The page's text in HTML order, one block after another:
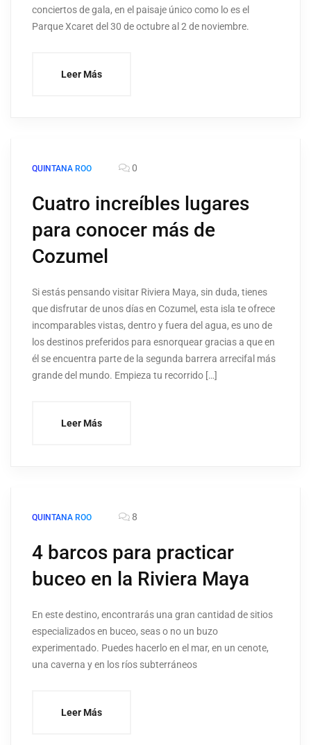
conciertos de gala, en el paisaje único como lo es el
Parque Xcaret del 30 de octubre al 2 de noviembre.
Leer Más
QUINTANA ROO 0
Cuatro increíbles lugares
para conocer más de
Cozumel
Si estás pensando visitar Riviera Maya, sin duda, tienes
que disfrutar de unos días en Cozumel, esta isla te ofrece
incomparables vistas, dentro y fuera del agua, es uno de
los destinos preferidos para esnorquear gracias a que en
él se encuentra parte de la segunda barrera arrecifal más
grande del mundo. Empieza tu recorrido […]
Leer Más
QUINTANA ROO 8
4 barcos para practicar
buceo en la Riviera Maya
En este destino, encontrarás una gran cantidad de sitios
especializados en buceo, seas o no un buzo
experimentado. Puedes hacerlo en el mar, en un cenote,
una caverna y en los ríos subterráneos
Leer Más